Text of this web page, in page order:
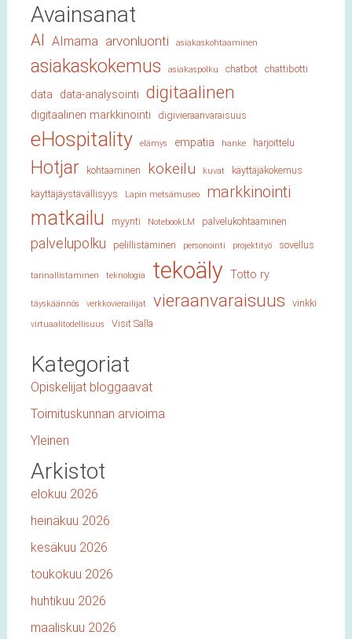
Avainsanat
AI AImama arvonluonti asiakaskohtaaminen
asiakaskokemus asiakaspolku chatbot chattibotti
data data-analysointi digitaalinen
digitaalinen markkinointi digivieraanvaraisuus
eHospitality elämys empatia hanke harjoittelu
Hotjar kohtaaminen kokeilu kuvat
käyttäjäkokemus
käyttäjäystävällisyys
Lapin metsämuseo markkinointi
matkailu myynti NotebookLM palvelukohtaaminen
palvelupolku pelillistäminen personointi projektityö sovellus
tarinallistaminen teknologia tekoäly Totto ry
täyskäännös verkkovierailijat vieraanvaraisuus vinkki
virtuaalitodellisuus Visit Salla
Kategoriat
Opiskelijat bloggaavat
Toimituskunnan arvioima
Yleinen
Arkistot
elokuu 2026
heinäkuu 2026
kesäkuu 2026
toukokuu 2026
huhtikuu 2026
maaliskuu 2026